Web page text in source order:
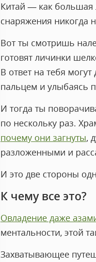
Китай — как большая
снаряжения никогда
Вот ты смотришь
готовят личинки
В ответ на тебя
пальцем и улыбаясь
И тогда ты
по нескольку раз.
почему они загнуты,
разложенными и
И это две стороны
К чему все это?
Овладение даже
ментальности, этой
Захватывающее